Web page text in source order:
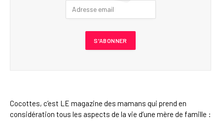
Cocottes, c’est LE magazine des mamans qui prend en
considération tous les aspects de la vie d’une mère de famille :